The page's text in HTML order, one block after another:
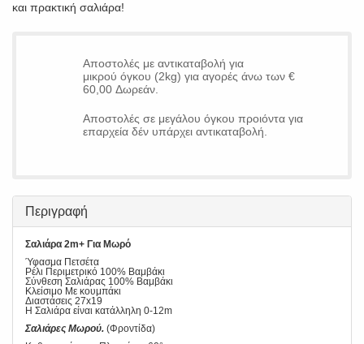
και πρακτική σαλιάρα!
Αποστολές με αντικαταβολή για
μικρού όγκου (2kg) για αγορές άνω των €
60,00 Δωρεάν.
Αποστολές σε μεγάλου όγκου προιόντα για
επαρχεία δέν υπάρχει αντικαταβολή.
Περιγραφή
Σαλιάρα 2m+ Για Μωρό
Ύφασμα Πετσέτα
Ρέλι Περιμετρικό 100% Βαμβάκι
Σύνθεση Σαλιάρας 100% Βαμβάκι
Κλείσιμο Με κουμπάκι
Διαστάσεις 27x19
Η Σαλιάρα είναι κατάλληλη 0-12m
Σαλιάρες Μωρού. (Φροντίδα)